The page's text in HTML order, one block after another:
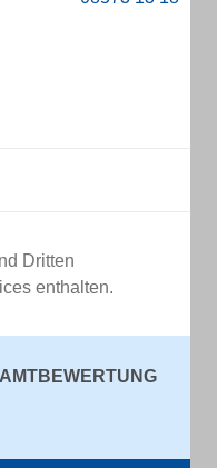
Dritten
enthalten.